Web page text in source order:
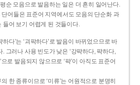
순 모음으로 발음하는 일은 더 흔히 일어난다.
어들은 표준어 지역에서도 모음의 단순화 과
들어 보기 어렵게 된 것들이다.
다’는 ‘괴팍하다’로 발음이 바뀌었으므로 바
. 그러나 사용 빈도가 낮은 ‘강퍅하다, 퍅하다,
으로 발음되지 않으므로 ‘퍅’이 아직도 표준어
한 종류이므로 ‘미류’는 어원적으로 분명히